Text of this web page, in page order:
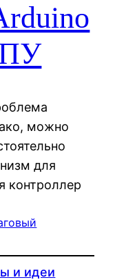
можно
для
контроллер
и идеи